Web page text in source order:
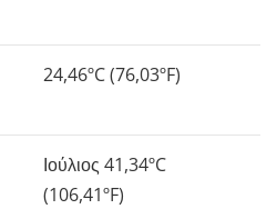
24,46ºC (76,03ºF)
Ιούλιος 41,34ºC
(106,41ºF)